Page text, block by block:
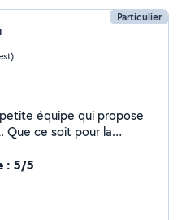
Particulier
Que ce soit pour la
peinture, nous mettons
extérieurs avec des
: 5/5